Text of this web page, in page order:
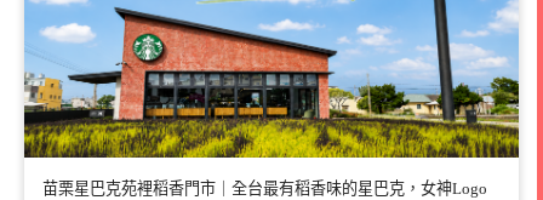
苗栗星巴克苑裡稻香門市｜全台最有稻香味的星巴克，女神Logo